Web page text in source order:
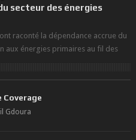
secteur des énergies
raconté la dépendance accrue du
aux énergies primaires au fil des
Coverage
Gdoura